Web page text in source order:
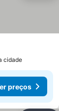
cidade
preços